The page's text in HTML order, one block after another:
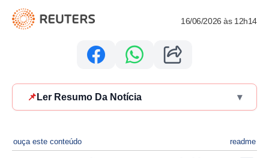
16/06/2026 às 12h14
📌 Ler Resumo Da Notícia ▾
ouça este conteúdo readme